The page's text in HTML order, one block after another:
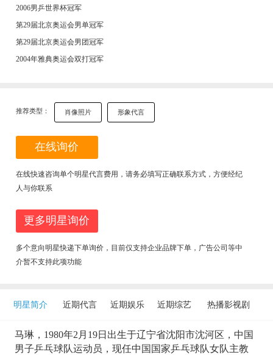
2006男乒世界杯冠军
第29届北京奥运会男单冠军
第29届北京奥运会男团冠军
2004年雅典奥运会双打冠军
推荐类型： 肖像照片 形象代言
在线询价
在线快速咨询单个明星代言费用，请务必填写正确联系方式，方便经纪
人与你联系
更多明星询价
多个意向明星快递下单询价，目前仅支持企业品牌下单，广告公司等中
介暂不支持此项功能
明星简介 近期代言 近期娱乐 近期综艺 热播影视剧
马琳，1980年2月19日出生于辽宁省沈阳市沈河区，中国
男子乒乓球队运动员，现任中国国家乒乓球队女队主教